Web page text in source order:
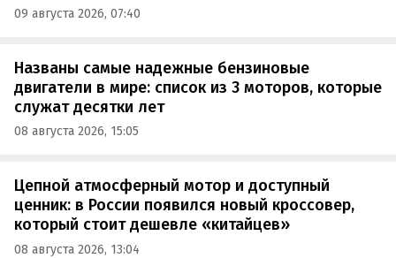
09 августа 2026, 07:40
Названы самые надежные бензиновые
двигатели в мире: список из 3 моторов, которые
служат десятки лет
08 августа 2026, 15:05
Цепной атмосферный мотор и доступный
ценник: в России появился новый кроссовер,
который стоит дешевле «китайцев»
08 августа 2026, 13:04